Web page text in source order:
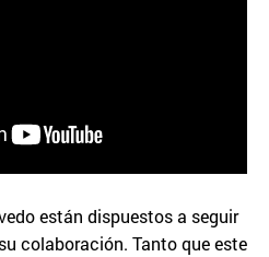
están dispuestos a seguir
colaboración. Tanto que este